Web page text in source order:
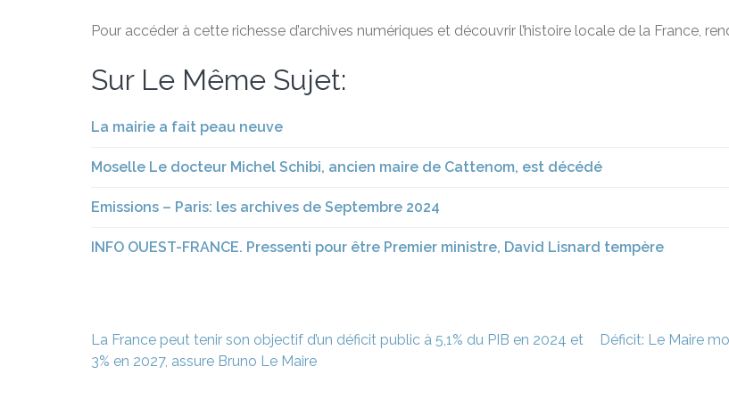
Pour accéder à cette richesse d’archives numériques et découvrir l’histoire locale de la France,
Sur Le Même Sujet:
La mairie a fait peau neuve
Moselle Le docteur Michel Schibi, ancien maire de Cattenom, est décédé
Emissions – Paris: les archives de Septembre 2024
INFO OUEST-FRANCE. Pressenti pour être Premier ministre, David Lisnard tempère
Navigation
de
La France peut tenir son objectif d’un déficit public à 5,1% du PIB en 2024 et
3% en 2027, assure Bruno Le Maire
Déficit: Le Maire